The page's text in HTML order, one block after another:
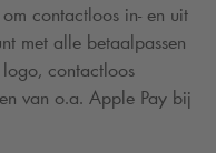
contactloos in- en uit
met alle betaalpassen
contactloos
van o.a. Apple Pay bij